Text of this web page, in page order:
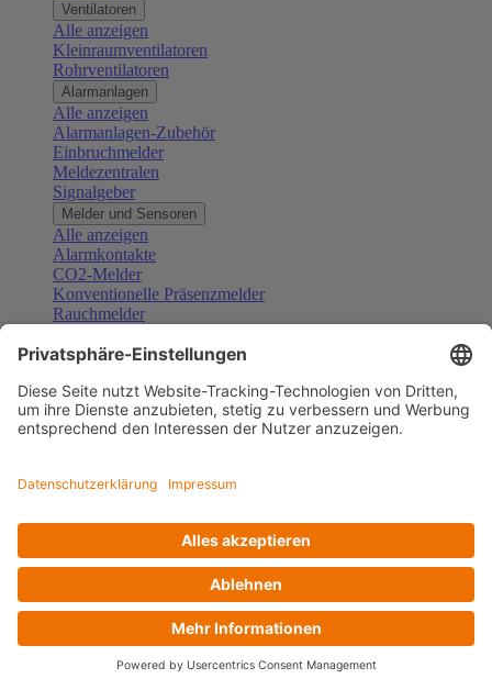
Ventilatoren
Alle anzeigen
Kleinraumventilatoren
Rohrventilatoren
Alarmanlagen
Alle anzeigen
Alarmanlagen-Zubehör
Einbruchmelder
Meldezentralen
Signalgeber
Melder und Sensoren
Alle anzeigen
Alarmkontakte
CO2-Melder
Konventionelle Präsenzmelder
Rauchmelder
Gefahrenmelder
Türsprechanlagen
Alle anzeigen
Außenstationen
Klingeltaster und Gongs
Sprechanlagen-Sets
Zubehör Türkommunikation
Videoüberwachung
Zubehör Videoüberwachung
Alle anzeigen